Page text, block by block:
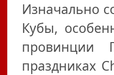
Изначально
Кубы,
провинции
праздниках